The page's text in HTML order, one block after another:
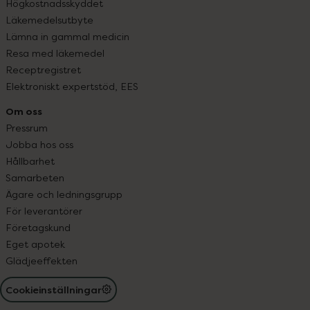
Högkostnadsskyddet
Läkemedelsutbyte
Lämna in gammal medicin
Resa med läkemedel
Receptregistret
Elektroniskt expertstöd, EES
Om oss
Pressrum
Jobba hos oss
Hållbarhet
Samarbeten
Ägare och ledningsgrupp
För leverantörer
Företagskund
Eget apotek
Glädjeeffekten
Cookieinställningar